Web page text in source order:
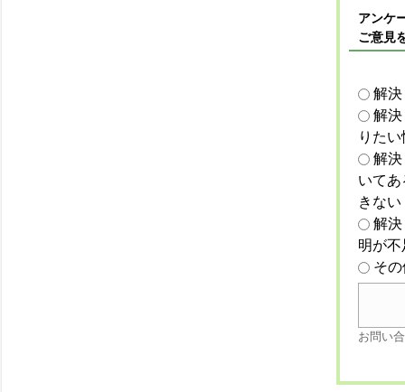
アンケ
ご意見
解
解
りた
解
いて
きない
解
明が
そ
お問い